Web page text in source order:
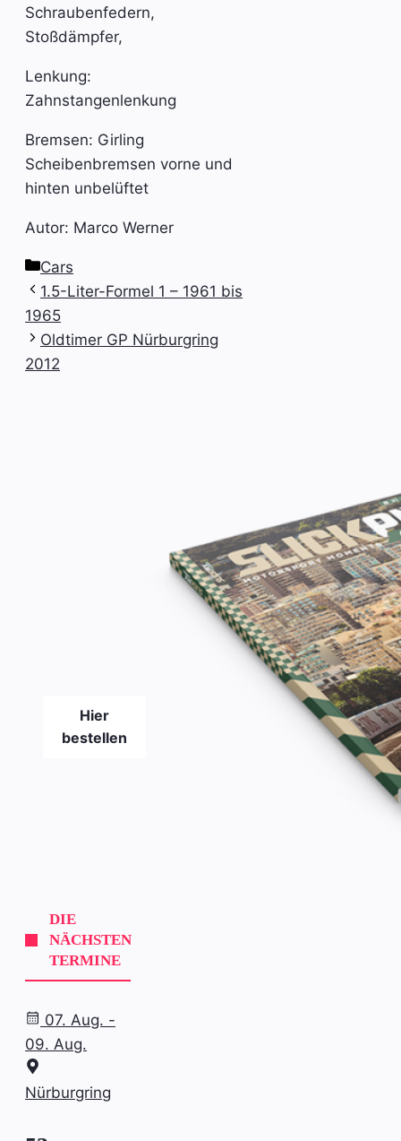
Schraubenfedern,
Stoßdämpfer,
Lenkung:
Zahnstangenlenkung
Bremsen: Girling
Scheibenbremsen vorne und
hinten unbelüftet
Autor: Marco Werner
Kategorien
Cars
1.5-Liter-Formel 1 – 1961 bis
1965
Oldtimer GP Nürburgring
2012
Hier
bestellen
DIE
NÄCHSTEN
TERMINE
07. Aug. -
09. Aug.
Nürburgring